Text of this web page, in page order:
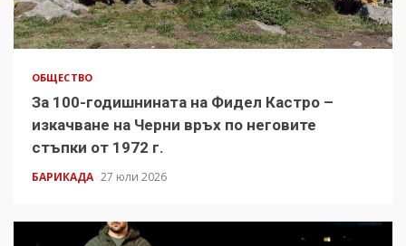
ОБЩЕСТВО
За 100-годишнината на Фидел Кастро –
изкачване на Черни връх по неговите
стъпки от 1972 г.
БАРИКАДА 27 юли 2026